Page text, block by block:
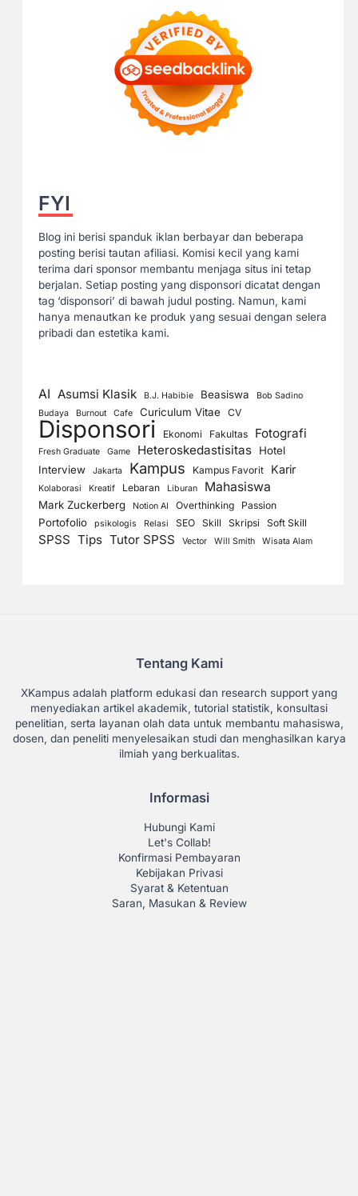
FYI
Blog ini berisi spanduk iklan berbayar dan beberapa
posting berisi tautan afiliasi. Komisi kecil yang kami
terima dari sponsor membantu menjaga situs ini tetap
berjalan. Setiap posting yang disponsori dicatat dengan
tag ‘disponsori’ di bawah judul posting. Namun, kami
hanya menautkan ke produk yang sesuai dengan selera
pribadi dan estetika kami.
AI Asumsi Klasik B.J. Habibie Beasiswa
Bob Sadino
Budaya
Burnout Cafe Curiculum Vitae CV
Disponsori Ekonomi Fakultas Fotografi
Fresh Graduate Game Heteroskedastisitas
Hotel
Interview
Jakarta Kampus Kampus Favorit Karir
Kolaborasi Kreatif Lebaran Liburan Mahasiswa
Mark Zuckerberg Notion AI Overthinking Passion
Portofolio psikologis Relasi SEO Skill Skripsi Soft Skill
SPSS Tips Tutor SPSS Vector Will Smith Wisata Alam
Tentang Kami
XKampus adalah platform edukasi dan research support yang
menyediakan artikel akademik, tutorial statistik, konsultasi
penelitian, serta layanan olah data untuk membantu mahasiswa,
dosen, dan peneliti menyelesaikan studi dan menghasilkan karya
ilmiah yang berkualitas.
Informasi
Hubungi Kami
Let's Collab!
Konfirmasi Pembayaran
Kebijakan Privasi
Syarat & Ketentuan
Saran, Masukan & Review